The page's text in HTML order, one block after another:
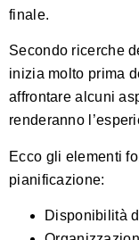
finale.
Secondo ricerche
inizia molto prima
affrontare alcuni
renderanno
Ecco gli elementi
pianificazione:
Disponibilità